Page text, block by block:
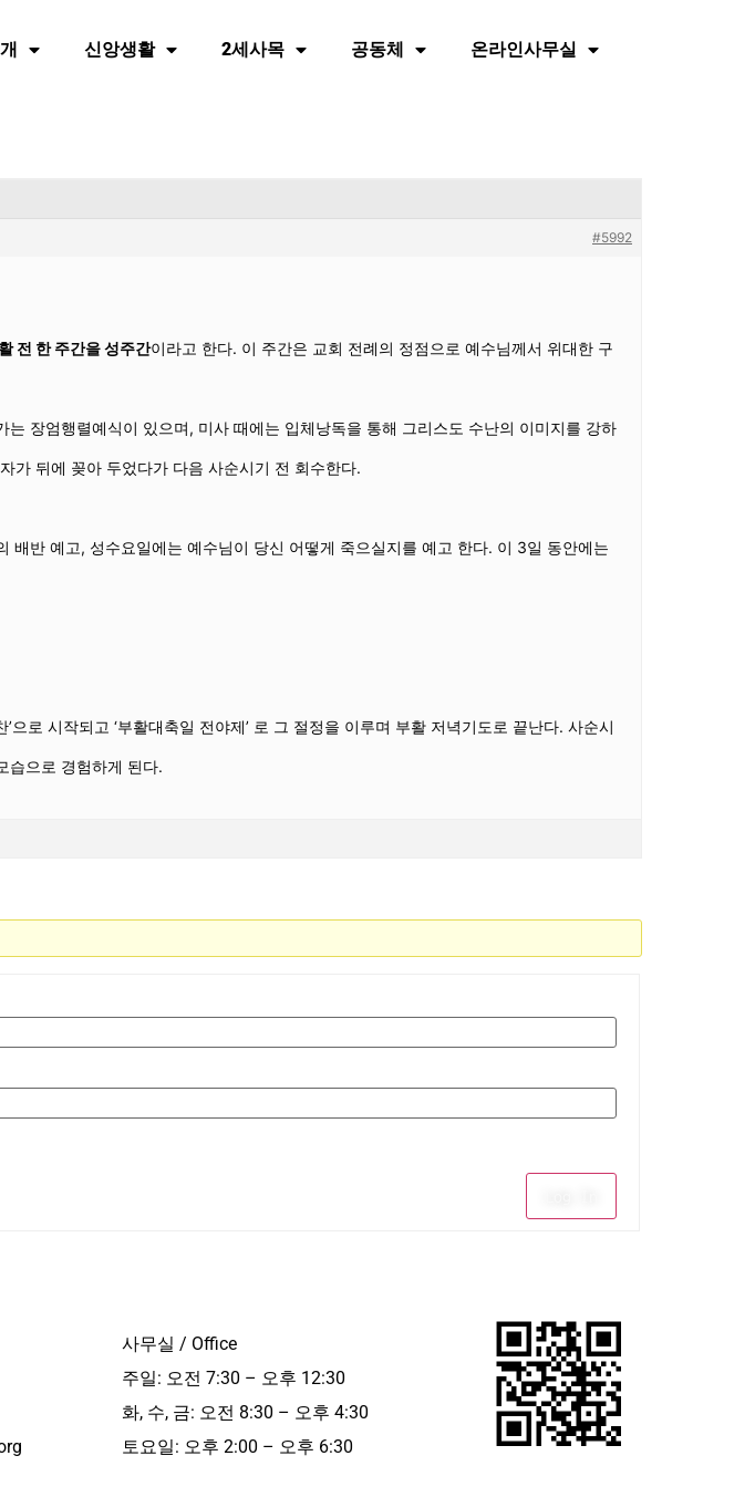
신앙생활 2세사목 공동체 온라인사무실
#5992
전 한 주간을 성주간이라고 한다. 이 주간은 교회 전례의 정점으로 예수님께서 위대한 구
장엄행렬예식이 있으며, 미사 때에는 입체낭독을 통해 그리스도 수난의 이미지를 강하
뒤에 꽂아 두었다가 다음 사순시기 전 회수한다.
반 예고, 성수요일에는 예수님이 당신 어떻게 죽으실지를 예고 한다. 이 3일 동안에는
으로 시작되고 ‘부활대축일 전야제’ 로 그 절정을 이루며 부활 저녁기도로 끝난다. 사순시
습으로 경험하게 된다.
사무실 / Office
주일: 오전 7:30 – 오후 12:30
화, 수, 금: 오전 8:30 – 오후 4:30
토요일: 오후 2:00 – 오후 6:30